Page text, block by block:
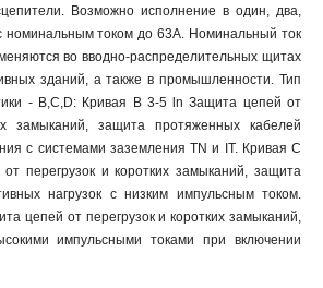
Возможно исполнение в один, два,
номинальным током до 63А. Номинальный ток
во вводно-распределительных щитах
зданий, а также в промышленности. Тип
- B,C,D: Кривая В 3-5 ln Защита цепей от
замыканий, защита протяженных кабелей
с системами заземления TN и IT. Кривая С
перегрузок и коротких замыканий, защита
нагрузок с низким импульсным током.
цепей от перегрузок и коротких замыканий,
импульсными токами при включении